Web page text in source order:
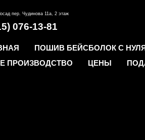
пер. Чудинова 11а, 2 этаж
076-13-81
ПОШИВ БЕЙСБОЛОК С
ПРОИЗВОДСТВО
ЦЕНЫ